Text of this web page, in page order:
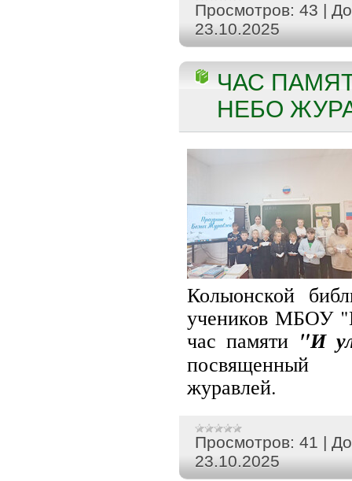
Просмотров: 43 |
23.10.2025
ЧАС
НЕБО
Колыонской
учеников МБОУ
час памяти "И
Просмотров: 41 |
23.10.2025